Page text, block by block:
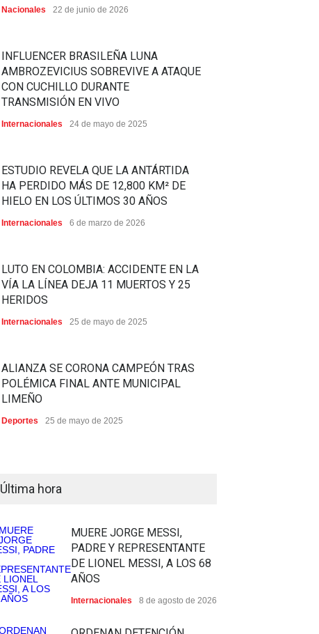
Nacionales 22 de junio de 2026
INFLUENCER BRASILEÑA LUNA
AMBROZEVICIUS SOBREVIVE A ATAQUE
CON CUCHILLO DURANTE
TRANSMISIÓN EN VIVO
Internacionales 24 de mayo de 2025
ESTUDIO REVELA QUE LA ANTÁRTIDA
HA PERDIDO MÁS DE 12,800 KM² DE
HIELO EN LOS ÚLTIMOS 30 AÑOS
Internacionales 6 de marzo de 2026
LUTO EN COLOMBIA: ACCIDENTE EN LA
VÍA LA LÍNEA DEJA 11 MUERTOS Y 25
HERIDOS
Internacionales 25 de mayo de 2025
ALIANZA SE CORONA CAMPEÓN TRAS
POLÉMICA FINAL ANTE MUNICIPAL
LIMEÑO
Deportes 25 de mayo de 2025
Última hora
MUERE JORGE MESSI,
PADRE Y REPRESENTANTE
DE LIONEL MESSI, A LOS 68
AÑOS
Internacionales 8 de agosto de 2026